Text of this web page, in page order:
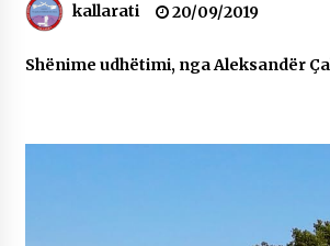
SI U ARRIT TË REALIZOHEJ PERLA FOLKLORIKE
“JANINËS Ç’I PANË SYTË”
06/06/2026
kallarati 20/09/2019
Shënime udhëtimi, nga Aleksandër